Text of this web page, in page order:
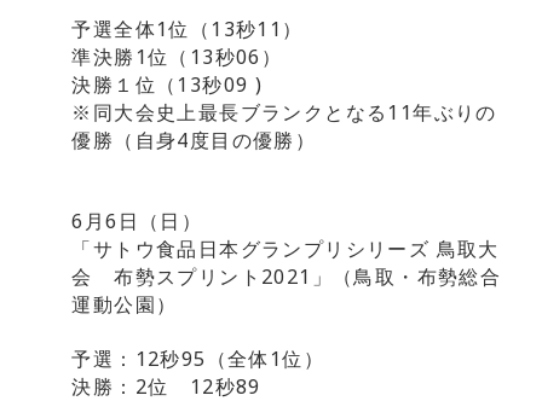
予選全体1位（13秒11）
準決勝1位（13秒06）
決勝１位（13秒09 )
※同大会史上最長ブランクとなる11年ぶりの
優勝（自身4度目の優勝）
6月6日（日）
「サトウ食品日本グランプリシリーズ 鳥取大
会 布勢スプリント2021」（鳥取・布勢総合
運動公園）
予選：12秒95（全体1位）
決勝：2位 12秒89